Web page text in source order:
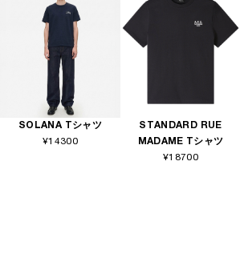
SOLANA Tシャツ
¥14300
STANDARD RUE
MADAME Tシャツ
¥18700